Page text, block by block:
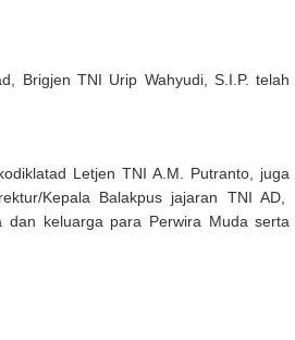
Brigjen TNI Urip Wahyudi, S.I.P. telah
Letjen TNI A.M. Putranto, juga
Kepala Balakpus jajaran TNI AD,
dan keluarga para Perwira Muda serta